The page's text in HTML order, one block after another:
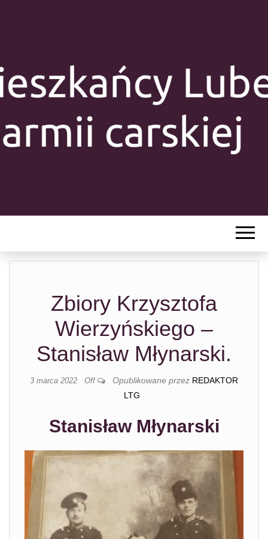
Y W ARMII
CARSKIEJ
Zbiory Krzysztofa
Wierzyńskiego –
Stanisław Młynarski.
3 marca 2022 Off Opublikowane przez REDAKTOR
LTG
Stanisław Młynarski